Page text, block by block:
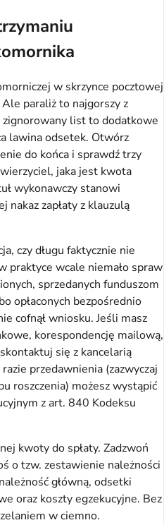
w skrzynce pocztowej
paraliż to najgorszy z
list to dodatkowe
lawina odsetek. Otwórz
do końca i sprawdź trzy
jaka jest kwota
wykonawczy stanowi
nakaz zapłaty z klauzulą
czy długu faktycznie nie
praktyce wcale niemało spraw
sprzedanych funduszom
opłaconych bezpośrednio
cofnął wniosku. Jeśli masz
korespondencję mailową,
się z kancelarią
przedawnienia (zazwyczaj
roszczenia) możesz wystąpić
z art. 840 Kodeksu
kwoty do spłaty. Zadzwoń
o tzw. zestawienie należności
główną, odsetki
oraz koszty egzekucyjne. Bez
w ciemno.